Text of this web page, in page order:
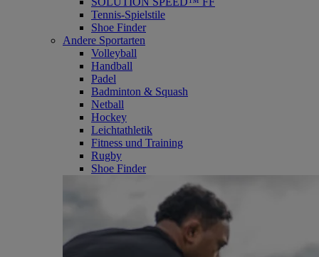
Tennis-Spielstile
Shoe Finder
Andere Sportarten
Volleyball
Handball
Padel
Badminton & Squash
Netball
Hockey
Leichtathletik
Fitness und Training
Rugby
Shoe Finder